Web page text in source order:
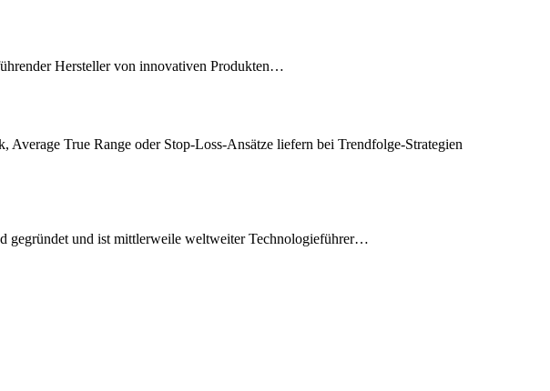
Hersteller von innovativen Produkten…
True Range oder Stop-Loss-Ansätze liefern bei Trendfolge-Strategien
gegründet und ist mittlerweile weltweiter Technologieführer…